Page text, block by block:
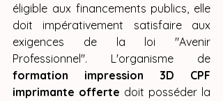
éligible aux financements publics, elle
doit impérativement satisfaire aux
exigences de la loi "Avenir
formation impression 3D CPF
imprimante offerte doit posséder la